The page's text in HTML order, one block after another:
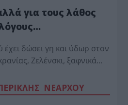
για τους λάθος
δώσει γη και ύδωρ στον
Ζελένσκι, ξαφνικά…
ΝΕΑΡΧΟΥ